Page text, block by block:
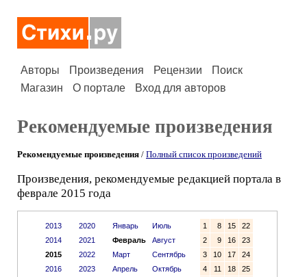
Авторы Произведения Рецензии
Поиск
Магазин
О портале Вход для авторов
Рекомендуемые произведения
Рекомендуемые произведения / Полный список произведений
Произведения, рекомендуемые редакцией портала в
феврале 2015 года
2013
2014
2015
2016
2020
2021
2022
2023
Январь
Июль
Февраль
Август
Март
Сентябрь
Апрель
Октябрь
1 8 15
22
2
9 16
23
3
10 17
24
4
11 18
25